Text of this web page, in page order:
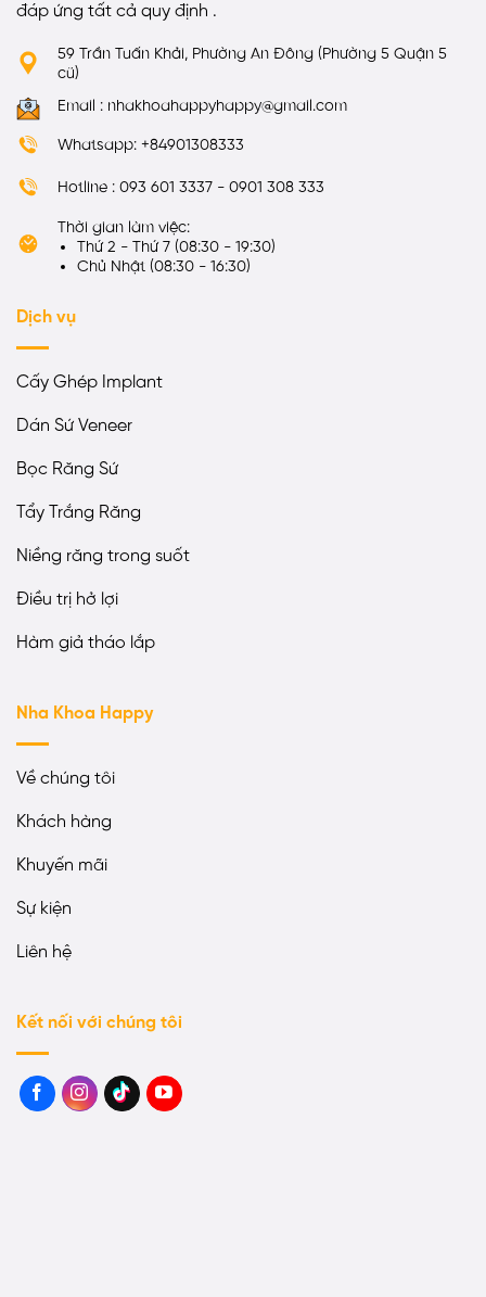
đáp ứng tất cả quy định .
59 Trần Tuấn Khải, Phường An Đông (Phường 5 Quận 5
cũ)
Email : nhakhoahappyhappy@gmail.com
Whatsapp: +84901308333
Hotline : 093 601 3337 - 0901 308 333
Thời gian làm việc:
Thứ 2 - Thứ 7 (08:30 - 19:30)
Chủ Nhật (08:30 - 16:30)
Dịch vụ
Cấy Ghép Implant
Dán Sứ Veneer
Bọc Răng Sứ
Tẩy Trắng Răng
Niềng răng trong suốt
Điều trị hở lợi
Hàm giả tháo lắp
Nha Khoa Happy
Về chúng tôi
Khách hàng
Khuyến mãi
Sự kiện
Liên hệ
Kết nối với chúng tôi